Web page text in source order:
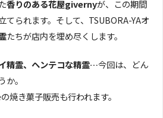
香りのある花屋givernyが、この期間
てられます。そして、TSUBORA-YAオ
たちが店内を埋め尽くします。
精霊、ヘンテコな精霊…今回は、どん
。
き菓子販売も行われます。